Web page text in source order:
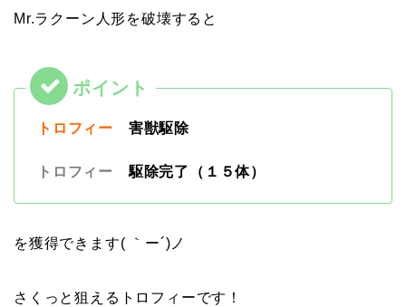
Mr.ラクーン人形を破壊すると
トロフィー 害獣駆除
トロフィー 駆除完了（１５体）
を獲得できます( ｀ー´)ノ
さくっと狙えるトロフィーです！